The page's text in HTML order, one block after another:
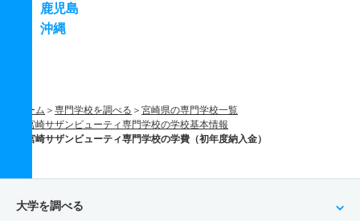
鹿児島
沖縄
ホーム 専門学校を調べる
宮崎県の専門学校一覧
宮崎サザンビューティ専門学校の学校基本情報
宮崎サザンビューティ専門学校の学費（初年度納入金）
大学を調べる